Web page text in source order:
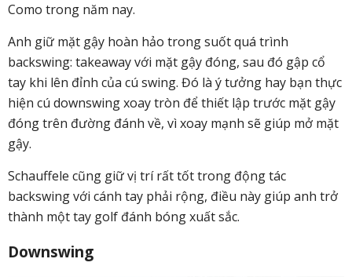
Como trong năm nay.
Anh giữ mặt gậy hoàn hảo trong suốt quá trình
backswing: takeaway với mặt gậy đóng, sau đó gập cổ
tay khi lên đỉnh của cú swing. Đó là ý tưởng hay bạn thực
hiện cú downswing xoay tròn để thiết lập trước mặt gậy
đóng trên đường đánh về, vì xoay mạnh sẽ giúp mở mặt
gậy.
Schauffele cũng giữ vị trí rất tốt trong động tác
backswing với cánh tay phải rộng, điều này giúp anh trở
thành một tay golf đánh bóng xuất sắc.
Downswing